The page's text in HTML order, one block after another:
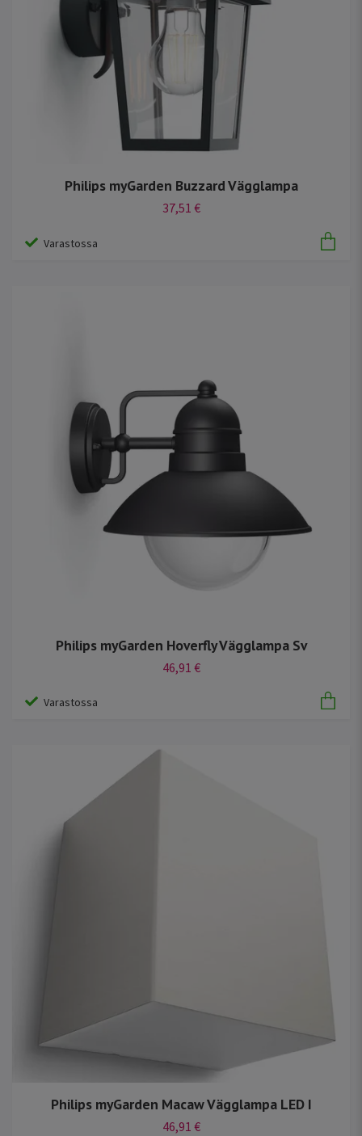
Philips myGarden Buzzard Vägglampa
37,51 €
Varastossa
Philips myGarden Hoverfly Vägglampa Sv
46,91 €
Varastossa
Philips myGarden Macaw Vägglampa LED I
46,91 €